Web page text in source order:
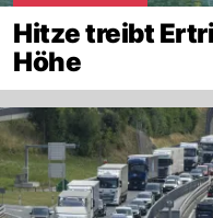
Hitze treibt
Höhe